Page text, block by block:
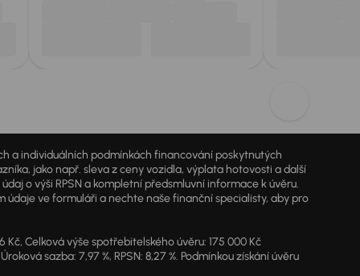
a individuálních podmínkách financování poskytnutých
jako např. sleva z ceny vozidla, výplata hotovosti a další
o výši RPSN a kompletní předsmluvní informace k úvěru.
údaje ve formuláři a nechte naše finanční specialisty, aby pro
Celková výše spotřebitelského úvěru: 175 000 Kč
sazba: 7,97 %, RPSN: 8,27 %. Podmínkou získání úvěru